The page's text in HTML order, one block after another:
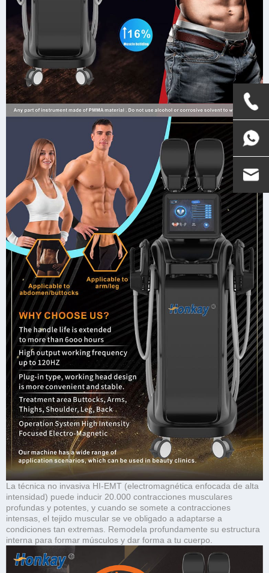
La técnica no invasiva HI-EMT (electromagnética enfocada de alta
intensidad) puede inducir 20.000 contracciones musculares
profundas y potentes, y cuando se somete a contracciones
intensas, el tejido muscular se ve obligado a adaptarse a
condiciones tan extremas. Remodela profundamente su estructura
interna para formar músculos y dar forma a tu cuerpo.